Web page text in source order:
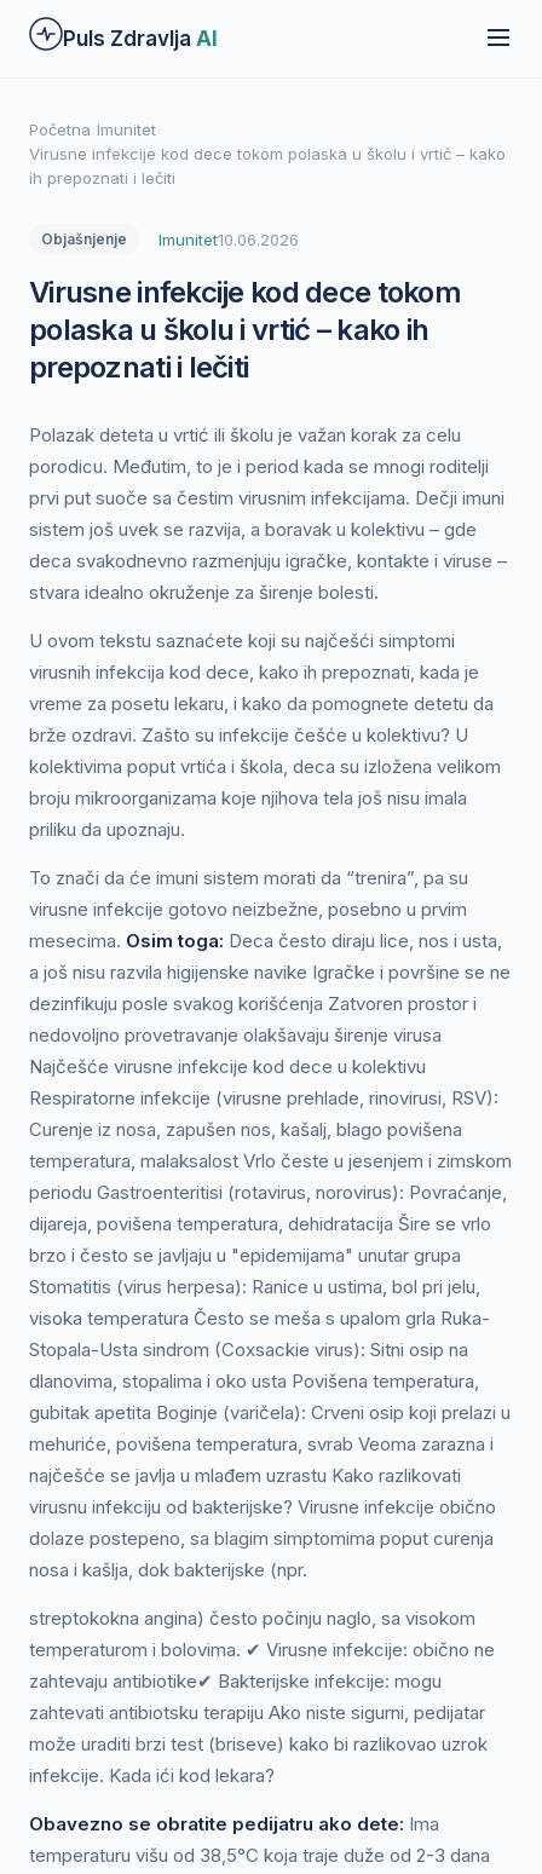
Preskoči
Puls Zdravlja AI
Početna Imunitet
Virusne infekcije kod dece tokom polaska u školu i vrtić – kako
ih prepoznati i lečiti
Objašnjenje Imunitet10.06.2026
Virusne infekcije kod dece tokom
polaska u školu i vrtić – kako ih
prepoznati i lečiti
Polazak deteta u vrtić ili školu je važan korak za celu
porodicu. Međutim, to je i period kada se mnogi roditelji
prvi put suoče sa čestim virusnim infekcijama. Dečji imuni
sistem još uvek se razvija, a boravak u kolektivu – gde
deca svakodnevno razmenjuju igračke, kontakte i viruse –
stvara idealno okruženje za širenje bolesti.
U ovom tekstu saznaćete koji su najčešći simptomi
virusnih infekcija kod dece, kako ih prepoznati, kada je
vreme za posetu lekaru, i kako da pomognete detetu da
brže ozdravi. Zašto su infekcije češće u kolektivu? U
kolektivima poput vrtića i škola, deca su izložena velikom
broju mikroorganizama koje njihova tela još nisu imala
priliku da upoznaju.
To znači da će imuni sistem morati da “trenira”, pa su
virusne infekcije gotovo neizbežne, posebno u prvim
mesecima. Osim toga: Deca često diraju lice, nos i usta,
a još nisu razvila higijenske navike Igračke i površine se ne
dezinfikuju posle svakog korišćenja Zatvoren prostor i
nedovoljno provetravanje olakšavaju širenje virusa
Najčešće virusne infekcije kod dece u kolektivu
Respiratorne infekcije (virusne prehlade, rinovirusi, RSV):
Curenje iz nosa, zapušen nos, kašalj, blago povišena
temperatura, malaksalost Vrlo česte u jesenjem i zimskom
periodu Gastroenteritisi (rotavirus, norovirus): Povraćanje,
dijareja, povišena temperatura, dehidratacija Šire se vrlo
brzo i često se javljaju u "epidemijama" unutar grupa
Stomatitis (virus herpesa): Ranice u ustima, bol pri jelu,
visoka temperatura Često se meša s upalom grla Rukа-
Stopala-Usta sindrom (Coxsackie virus): Sitni osip na
dlanovima, stopalima i oko usta Povišena temperatura,
gubitak apetita Boginje (varičela): Crveni osip koji prelazi u
mehuriće, povišena temperatura, svrab Veoma zarazna i
najčešće se javlja u mlađem uzrastu Kako razlikovati
virusnu infekciju od bakterijske? Virusne infekcije obično
dolaze postepeno, sa blagim simptomima poput curenja
nosa i kašlja, dok bakterijske (npr.
streptokokna angina) često počinju naglo, sa visokom
temperaturom i bolovima. ✔ Virusne infekcije: obično ne
zahtevaju antibiotike✔ Bakterijske infekcije: mogu
zahtevati antibiotsku terapiju Ako niste sigurni, pedijatar
može uraditi brzi test (briseve) kako bi razlikovao uzrok
infekcije. Kada ići kod lekara?
Obavezno se obratite pedijatru ako dete: Ima
temperaturu višu od 38,5°C koja traje duže od 2-3 dana